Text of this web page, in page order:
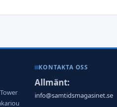
KONTAKTA OSS
Allmänt:
info@samtidsmagasinet.se